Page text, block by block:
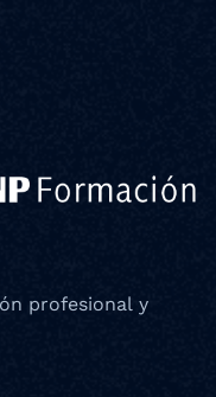
profesional y